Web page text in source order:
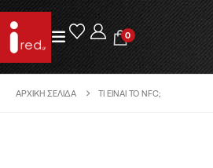
0
ΑΡΧΙΚΉ ΣΕΛΊΔΑ ΤΙ ΕΊΝΑΙ ΤΟ NFC;